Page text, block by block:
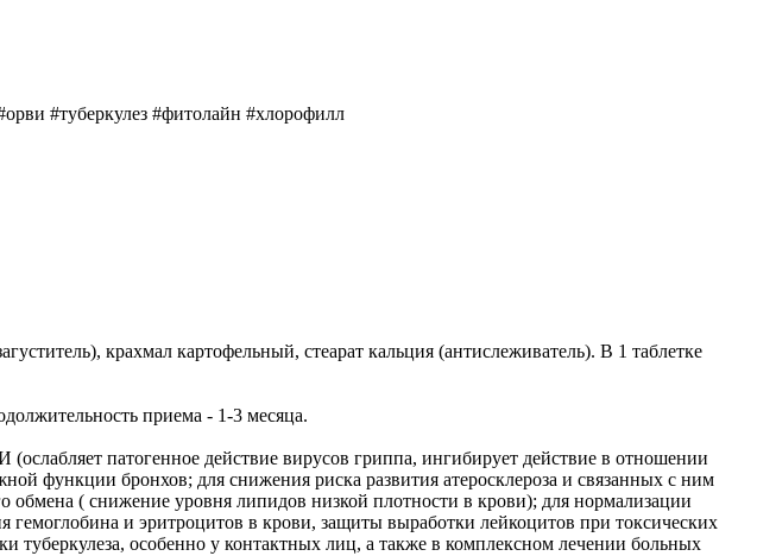
#туберкулез #фитолайн #хлорофилл
крахмал картофельный, стеарат кальция (антислеживатель). В 1 таблетке
приема - 1-3 месяца.
патогенное действие вирусов гриппа, ингибирует действие в отношении
функции бронхов; для снижения риска развития атеросклероза и связанных с ним
( снижение уровня липидов низкой плотности в крови); для нормализации
и эритроцитов в крови, защиты выработки лейкоцитов при токсических
туберкулеза, особенно у контактных лиц, а также в комплексном лечении больных